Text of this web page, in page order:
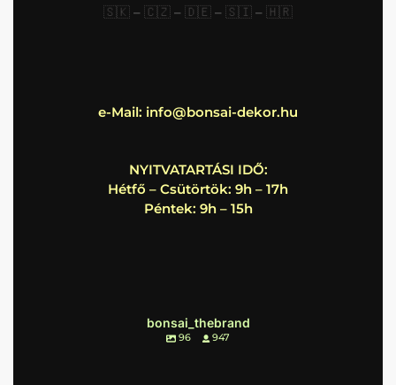
🇸🇰 – 🇨🇿 – 🇩🇪 – 🇸🇮 – 🇭🇷
e-Mail: info@bonsai-dekor.hu
NYITVATARTÁSI IDŐ:
Hétfő – Csütörtök: 9h – 17h
Péntek: 9h – 15h
bonsai_thebrand
96 947